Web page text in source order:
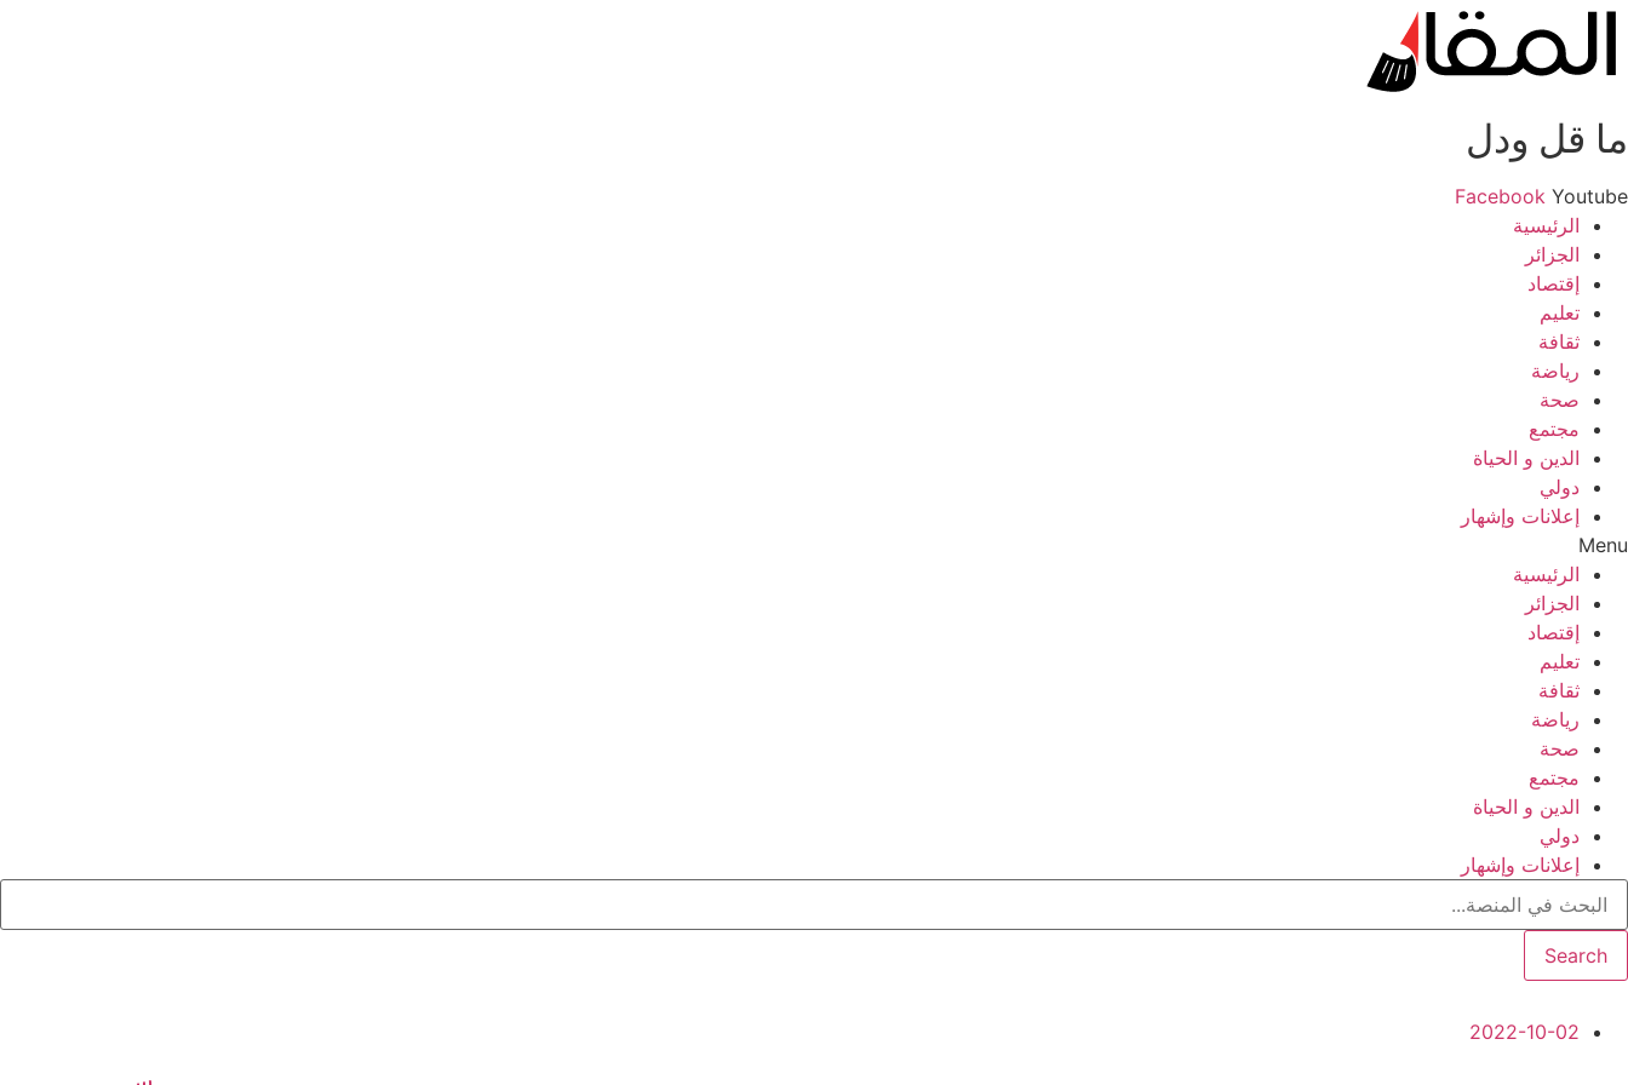
ما قل ودل
Facebook Youtube
الرئيسية
الجزائر
إقتصاد
تعليم
ثقافة
رياضة
صحة
مجتمع
الدين و الحياة
دولي
إعلانات وإشهار
Menu
الرئيسية
الجزائر
إقتصاد
تعليم
ثقافة
رياضة
صحة
مجتمع
الدين و الحياة
دولي
إعلانات وإشهار
Search
2022-10-02